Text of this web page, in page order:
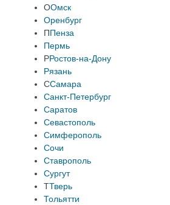
ООмск
Оренбург
ППенза
Пермь
РРостов-на-Дону
Рязань
ССамара
Санкт-Петербург
Саратов
Севастополь
Симферополь
Сочи
Ставрополь
Сургут
ТТверь
Тольятти